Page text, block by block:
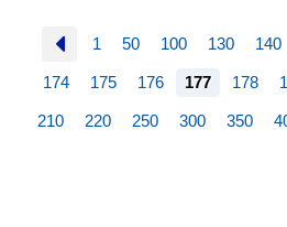
1 50 100 130 140
174 175 176 177 178
210 220 250 300 350